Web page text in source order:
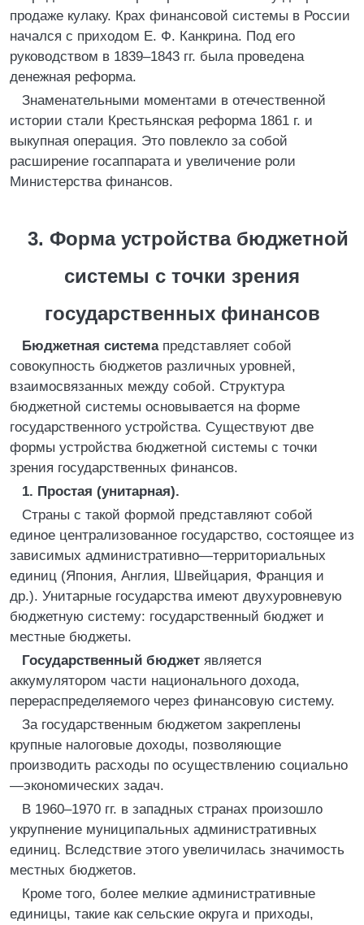
продаже кулаку. Крах финансовой системы в России
начался с приходом Е. Ф. Канкрина. Под его
руководством в 1839–1843 гг. была проведена
денежная реформа.
Знаменательными моментами в отечественной
истории стали Крестьянская реформа 1861 г. и
выкупная операция. Это повлекло за собой
расширение госаппарата и увеличение роли
Министерства финансов.
3. Форма устройства бюджетной
системы с точки зрения
государственных финансов
Бюджетная системапредставляет собой
совокупность бюджетов различных уровней,
взаимосвязанных между собой. Структура
бюджетной системы основывается на форме
государственного устройства. Существуют две
формы устройства бюджетной системы с точки
зрения государственных финансов.
1. Простая (унитарная).
Страны с такой формой представляют собой
единое централизованное государство, состоящее из
зависимых административно—территориальных
единиц (Япония, Англия, Швейцария, Франция и
др.). Унитарные государства имеют двухуровневую
бюджетную систему: государственный бюджет и
местные бюджеты.
Государственный бюджет является
аккумулятором части национального дохода,
перераспределяемого через финансовую систему.
За государственным бюджетом закреплены
крупные налоговые доходы, позволяющие
производить расходы по осуществлению социально
—экономических задач.
В 1960–1970 гг. в западных странах произошло
укрупнение муниципальных административных
единиц. Вследствие этого увеличилась значимость
местных бюджетов.
Кроме того, более мелкие административные
единицы, такие как сельские округа и приходы,